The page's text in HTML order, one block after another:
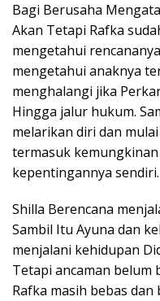
Bagi Berusaha
Akan Tetapi Rafka
mengetahui
mengetahui anaknya
menghalangi jika
Hingga jalur hukum.
melarikan diri dan
termasuk
kepentingannya sendiri.
Shilla Berencana
Sambil Itu Ayuna dan
menjalani kehidupan
Tetapi ancaman belum
Rafka masih bebas